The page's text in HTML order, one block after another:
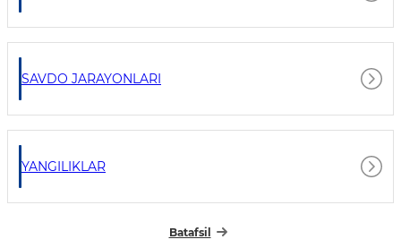
SAVDO JARAYONLARI
YANGILIKLAR
Batafsil